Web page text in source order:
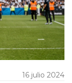
16 julio 2024